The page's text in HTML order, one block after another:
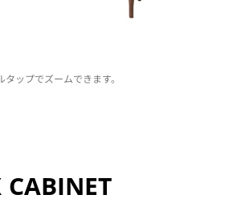
タップでズームできます。
CABINET